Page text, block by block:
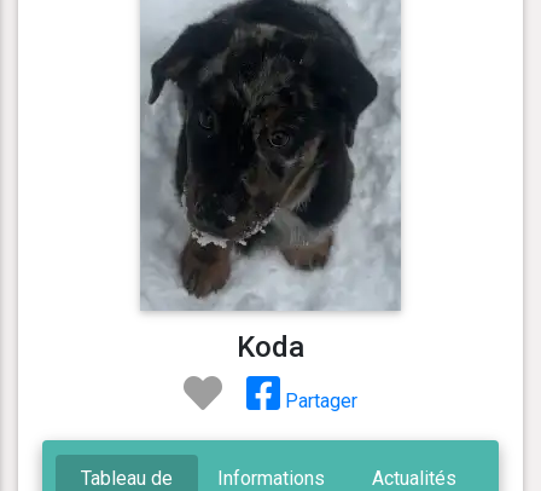
Koda
Partager
Tableau de
Informations Actualités